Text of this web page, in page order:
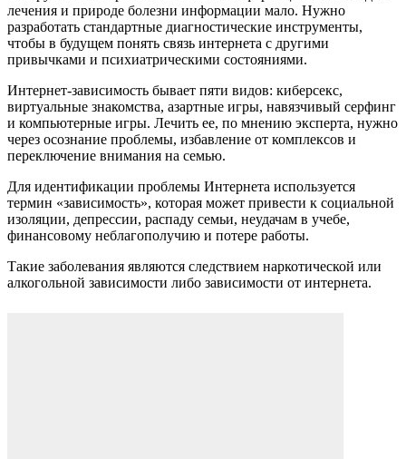
лечения и природе болезни информации мало. Нужно
разработать стандартные диагностические инструменты,
чтобы в будущем понять связь интернета с другими
привычками и психиатрическими состояниями.
Интернет-зависимость бывает пяти видов: киберсекс,
виртуальные знакомства, азартные игры, навязчивый серфинг
и компьютерные игры. Лечить ее, по мнению эксперта, нужно
через осознание проблемы, избавление от комплексов и
переключение внимания на семью.
Для идентификации проблемы Интернета используется
термин «зависимость», которая может привести к социальной
изоляции, депрессии, распаду семьи, неудачам в учебе,
финансовому неблагополучию и потере работы.
Такие заболевания являются следствием наркотической или
алкогольной зависимости либо зависимости от интернета.